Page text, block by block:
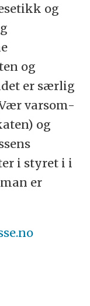
og
og
er særlig
varsom-
og
i styret i i
er